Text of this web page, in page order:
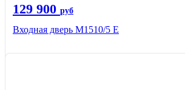
129 900 руб
Входная дверь М1510/5 Е